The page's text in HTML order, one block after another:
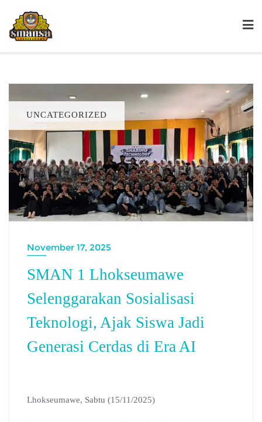
UNCATEGORIZED
November 17, 2025
SMAN 1 Lhokseumawe
Selenggarakan Sosialisasi
Teknologi, Ajak Siswa Jadi
Generasi Cerdas di Era AI
Lhokseumawe, Sabtu (15/11/2025)